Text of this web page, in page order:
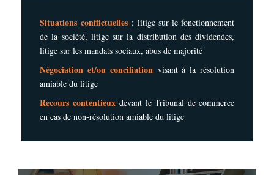
Situations conflictuelles : litige sur le fonctionnement
de la société, litige sur la distribution des dividendes,
litige sur les mandats sociaux, abus de majorité
Négociation et/ou conciliationvisant à la résolution
amiable du litige
Recours contentieux devant le Tribunal de commerce
en cas de non-résolution amiable du litige